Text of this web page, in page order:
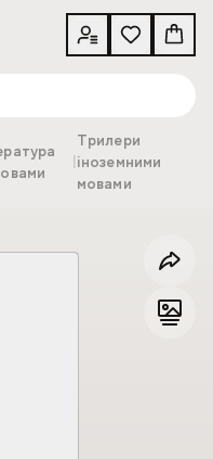
Трилери
іноземними
мовами